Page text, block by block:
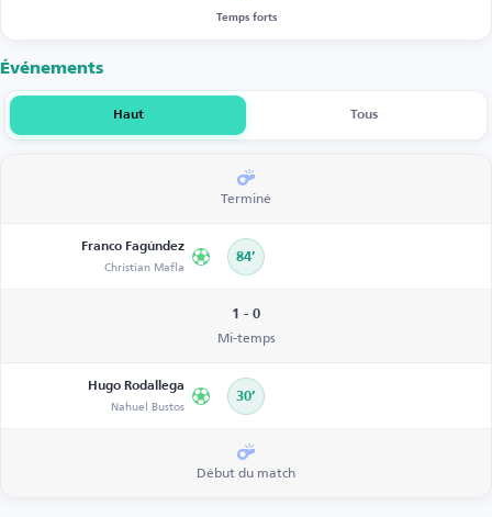
Temps forts
Événements
Haut Tous
Terminé
Franco Fagúndez
Christian Mafla 84’
1 - 0
Mi-temps
Hugo Rodallega
Nahuel Bustos 30’
Début du match